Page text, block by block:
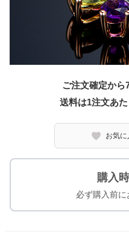
ご注文確定から
送料は1注文あた
お気
購入
必ず購入前に